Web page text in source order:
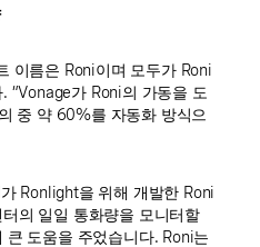
이름은 Roni이며 모두가 Roni
“Vonage가 Roni의 가동을 도
중 약 60%를 자동화 방식으
Ronlight을 위해 개발한 Roni
의 일일 통화량을 모니터할
도움을 주었습니다. Roni는